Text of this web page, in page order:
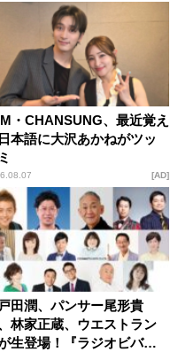
・CHANSUNG、最近覚え
本語に大沢あかねがツッ
AD
田潤、パンサー尾形貴
林家正蔵、ウエストラン
生登場！『ラジオビバリ